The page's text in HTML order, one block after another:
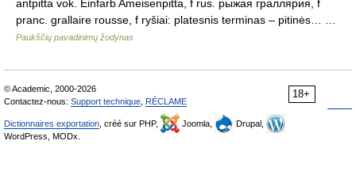
antpitta vok. Einfarb Ameisenpitta, f rus. рыжая граллярия, f
pranc. grallaire rousse, f ryšiai: platesnis terminas – pitinės… …
Paukščių pavadinimų žodynas
18+
© Academic, 2000-2026
Contactez-nous: Support technique RÉCLAME
Dictionnaires exportation , créé sur PHP, Joomla,
Drupal,
WordPress, MODx.